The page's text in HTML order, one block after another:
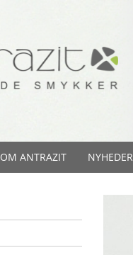
OM ANTRAZIT NYHEDER